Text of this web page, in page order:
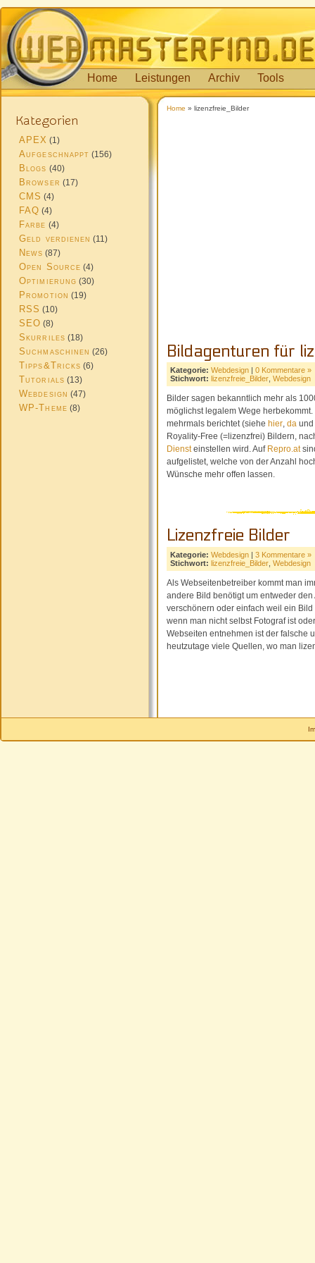
Home Leistungen Archiv Tools
Home » lizenzfreie_Bilder
Bildagenturen für
Kategorie: Webdesign
0 Kommentare »
Stichwort: lizenzfreie_Bilder Webdesign
Bilder sagen bekanntlich mehr als
möglichst legalem Wege
mehrmals berichtet (siehe hier, da und
Royality-Free (=lizenzfrei) Bildern,
Diensteinstellen wird. Auf Repro.at
aufgelistet, welche von der Anzahl
Wünsche mehr offen lassen.
Lizenzfreie Bilder
Kategorie: Webdesign | 3 Kommentare »
Stichwort: lizenzfreie_Bilder Webdesign
Als Webseitenbetreiber kommt man
andere Bild benötigt um entweder
verschönern oder einfach weil ein
wenn man nicht selbst Fotograf ist
Webseiten entnehmen ist der falsche
heutzutage viele Quellen, wo man
Kategorien
APEX (1)
Aufgeschnappt (156)
Blogs (40)
Browser (17)
CMS (4)
FAQ (4)
Farbe (4)
Geld verdienen (11)
News (87)
Open Source (4)
Optimierung (30)
Promotion (19)
RSS (10)
SEO (8)
Skurriles (18)
Suchmaschinen (26)
Tipps&Tricks (6)
Tutorials (13)
Webdesign (47)
WP-Theme (8)